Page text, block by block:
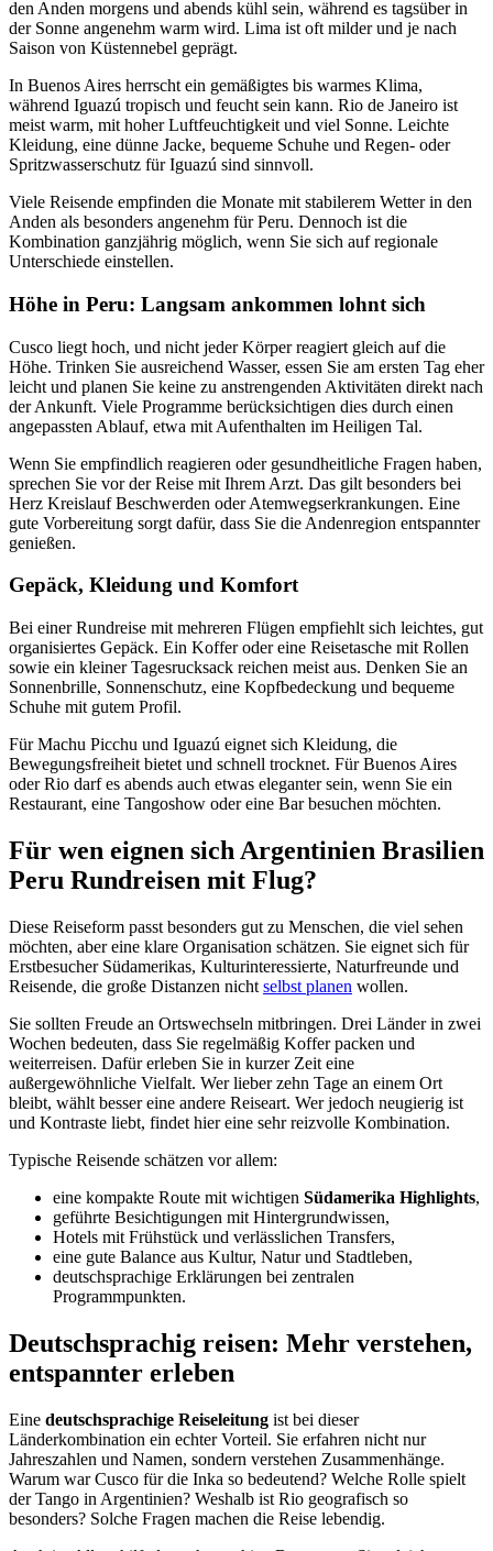
den Anden morgens und abends kühl sein, während es tagsüber in
der Sonne angenehm warm wird. Lima ist oft milder und je nach
Saison von Küstennebel geprägt.
In Buenos Aires herrscht ein gemäßigtes bis warmes Klima,
während Iguazú tropisch und feucht sein kann. Rio de Janeiro ist
meist warm, mit hoher Luftfeuchtigkeit und viel Sonne. Leichte
Kleidung, eine dünne Jacke, bequeme Schuhe und Regen- oder
Spritzwasserschutz für Iguazú sind sinnvoll.
Viele Reisende empfinden die Monate mit stabilerem Wetter in den
Anden als besonders angenehm für Peru. Dennoch ist die
Kombination ganzjährig möglich, wenn Sie sich auf regionale
Unterschiede einstellen.
Höhe in Peru: Langsam ankommen lohnt sich
Cusco liegt hoch, und nicht jeder Körper reagiert gleich auf die
Höhe. Trinken Sie ausreichend Wasser, essen Sie am ersten Tag eher
leicht und planen Sie keine zu anstrengenden Aktivitäten direkt nach
der Ankunft. Viele Programme berücksichtigen dies durch einen
angepassten Ablauf, etwa mit Aufenthalten im Heiligen Tal.
Wenn Sie empfindlich reagieren oder gesundheitliche Fragen haben,
sprechen Sie vor der Reise mit Ihrem Arzt. Das gilt besonders bei
Herz Kreislauf Beschwerden oder Atemwegserkrankungen. Eine
gute Vorbereitung sorgt dafür, dass Sie die Andenregion entspannter
genießen.
Gepäck, Kleidung und Komfort
Bei einer Rundreise mit mehreren Flügen empfiehlt sich leichtes, gut
organisiertes Gepäck. Ein Koffer oder eine Reisetasche mit Rollen
sowie ein kleiner Tagesrucksack reichen meist aus. Denken Sie an
Sonnenbrille, Sonnenschutz, eine Kopfbedeckung und bequeme
Schuhe mit gutem Profil.
Für Machu Picchu und Iguazú eignet sich Kleidung, die
Bewegungsfreiheit bietet und schnell trocknet. Für Buenos Aires
oder Rio darf es abends auch etwas eleganter sein, wenn Sie ein
Restaurant, eine Tangoshow oder eine Bar besuchen möchten.
Für wen eignen sich Argentinien Brasilien
Peru Rundreisen mit Flug?
Diese Reiseform passt besonders gut zu Menschen, die viel sehen
möchten, aber eine klare Organisation schätzen. Sie eignet sich für
Erstbesucher Südamerikas, Kulturinteressierte, Naturfreunde und
Reisende, die große Distanzen nicht selbst planen wollen.
Sie sollten Freude an Ortswechseln mitbringen. Drei Länder in zwei
Wochen bedeuten, dass Sie regelmäßig Koffer packen und
weiterreisen. Dafür erleben Sie in kurzer Zeit eine
außergewöhnliche Vielfalt. Wer lieber zehn Tage an einem Ort
bleibt, wählt besser eine andere Reiseart. Wer jedoch neugierig ist
und Kontraste liebt, findet hier eine sehr reizvolle Kombination.
Typische Reisende schätzen vor allem:
eine kompakte Route mit wichtigen Südamerika Highlights,
geführte Besichtigungen mit Hintergrundwissen,
Hotels mit Frühstück und verlässlichen Transfers,
eine gute Balance aus Kultur, Natur und Stadtleben,
deutschsprachige Erklärungen bei zentralen
Programmpunkten.
Deutschsprachig reisen: Mehr verstehen,
entspannter erleben
Eine deutschsprachige Reiseleitung ist bei dieser
Länderkombination ein echter Vorteil. Sie erfahren nicht nur
Jahreszahlen und Namen, sondern verstehen Zusammenhänge.
Warum war Cusco für die Inka so bedeutend? Welche Rolle spielt
der Tango in Argentinien? Weshalb ist Rio geografisch so
besonders? Solche Fragen machen die Reise lebendig.